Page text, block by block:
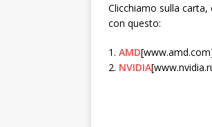
Clicchiamo sulla
con questo:
1. AMD
2. NVIDIA